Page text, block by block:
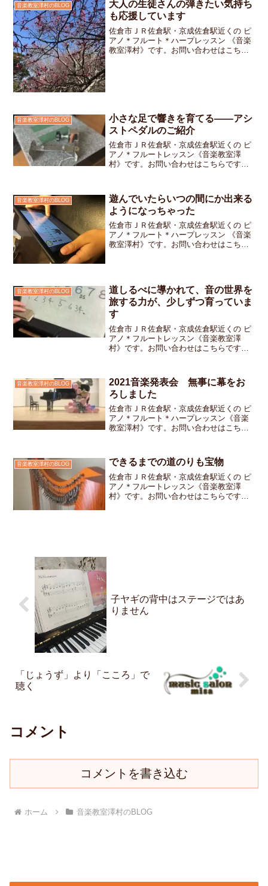
音楽教室澤村のBLOG
大人の生徒さんの弾きたい気持ち
も応援しています
佐倉市ＪＲ佐倉駅・京成佐倉駅近くの ピ
アノ＊フルート＊ハープレッスン 《音楽
教室澤村》です。お問い合わせはこちら
音楽教室澤村のBLOG
小さな足で響きを育てる——アシ
ストペダルのご紹介
佐倉市ＪＲ佐倉駅・京成佐倉駅近くの ピ
アノ＊フルートレッスン《音楽教室澤
村》です。お問い合わせはこちらです先
姿を見た保護者の方から「ピアノに装着
したあれは何ですか？」と...
音楽教室澤村のBLOG
遊んでいたらいつの間にか出来る
ようになっちゃった
佐倉市ＪＲ佐倉駅・京成佐倉駅近くの ピ
アノ＊フルート＊ハープレッスン 《音楽
教室澤村》です。お問い合わせはこちら
ムの強化にお教室全体...
音楽教室澤村のBLOG
道しるべに導かれて、音の世界を
旅する力が、少しずつ育っていま
す
佐倉市ＪＲ佐倉駅・京成佐倉駅近くの ピ
アノ＊フルートレッスン《音楽教室澤
村》です。お問い合わせはこちらです楽
から先は別の道へ進んでね」といった“道
しるべ”のような記号が...
音楽教室澤村のBLOG
2021音楽発表会 無事に幕をお
ろしました
佐倉市ＪＲ佐倉駅・京成佐倉駅近くの ピ
アノ＊フルート＊ハープレッスン《音楽
教室澤村》です。お問い合わせはこちら
さった生徒さんの中には「普段とは違う
スケジュール 大変だ...
音楽教室澤村のBLOG できるまでの道のりも宝物
佐倉市ＪＲ佐倉駅・京成佐倉駅近くの ピ
アノ＊フルートレッスン《音楽教室澤
村》です。お問い合わせはこちらです昨
子ヤギの背中はステージではあ
りません
「じょうず」より「こころ」で
聴く
コメント
コメントを書き込む
ホーム 音楽教室澤村のBLOG